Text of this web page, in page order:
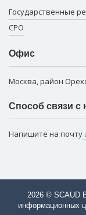
Государственные
СРО
Офис
Москва, район
Способ связи с
Напишите на почту
2026 © SCAUD
информационных